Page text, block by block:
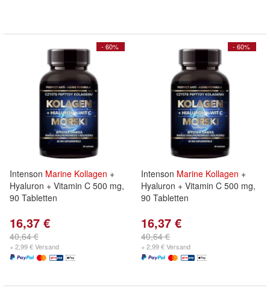
- 60%
Intenson Marine Kollagen +
Hyaluron + Vitamin C 500 mg,
90 Tabletten
16,37 €
40,64 €
+ 2,99 € Versand
- 60%
Intenson Marine Kollagen +
Hyaluron + Vitamin C 500 mg,
90 Tabletten
16,37 €
40,64 €
+ 2,99 € Versand